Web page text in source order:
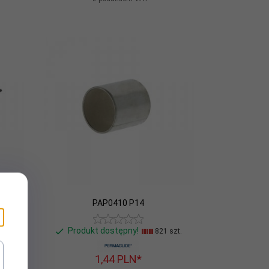
PAP0410 P14
Produkt dostępny! 821 szt.
1,44 PLN*